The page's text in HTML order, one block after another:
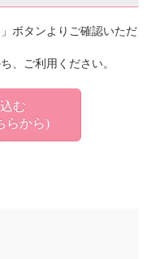
ボタンよりご確認いただ
、ご利用ください。
む
らから)